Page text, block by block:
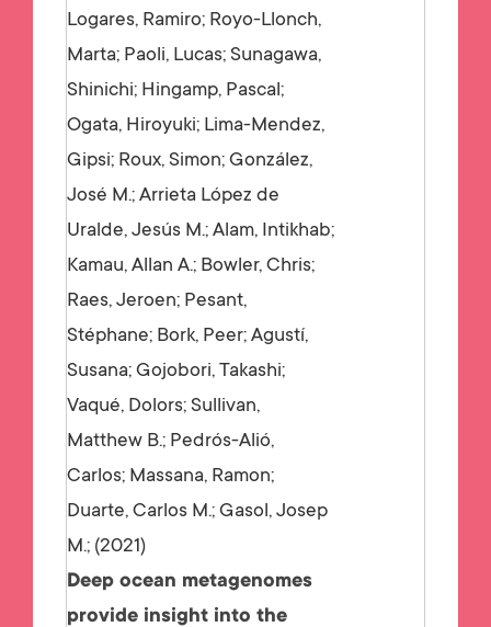
Logares, Ramiro; Royo-Llonch,
Marta; Paoli, Lucas; Sunagawa,
Shinichi; Hingamp, Pascal;
Ogata, Hiroyuki; Lima-Mendez,
Gipsi; Roux, Simon; González,
José M.; Arrieta López de
Uralde, Jesús M.; Alam, Intikhab;
Kamau, Allan A.; Bowler, Chris;
Raes, Jeroen; Pesant,
Stéphane; Bork, Peer; Agustí,
Susana; Gojobori, Takashi;
Vaqué, Dolors; Sullivan,
Matthew B.; Pedrós-Alió,
Carlos; Massana, Ramon;
Duarte, Carlos M.; Gasol, Josep
M.; 2021
Deep ocean metagenomes
provide insight into the